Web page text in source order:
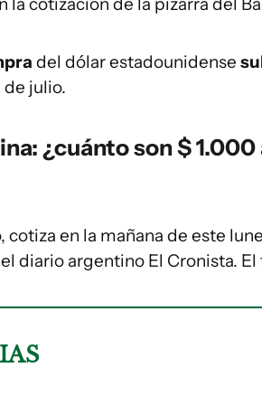
del dólar estadounidense
de julio.
¿cuánto son $
cotiza en la mañana de este
diario argentino El Cronista.